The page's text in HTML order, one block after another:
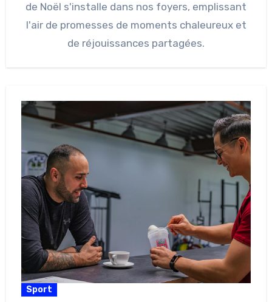
de Noël s'installe dans nos foyers, emplissant
l'air de promesses de moments chaleureux et
de réjouissances partagées.
Sport